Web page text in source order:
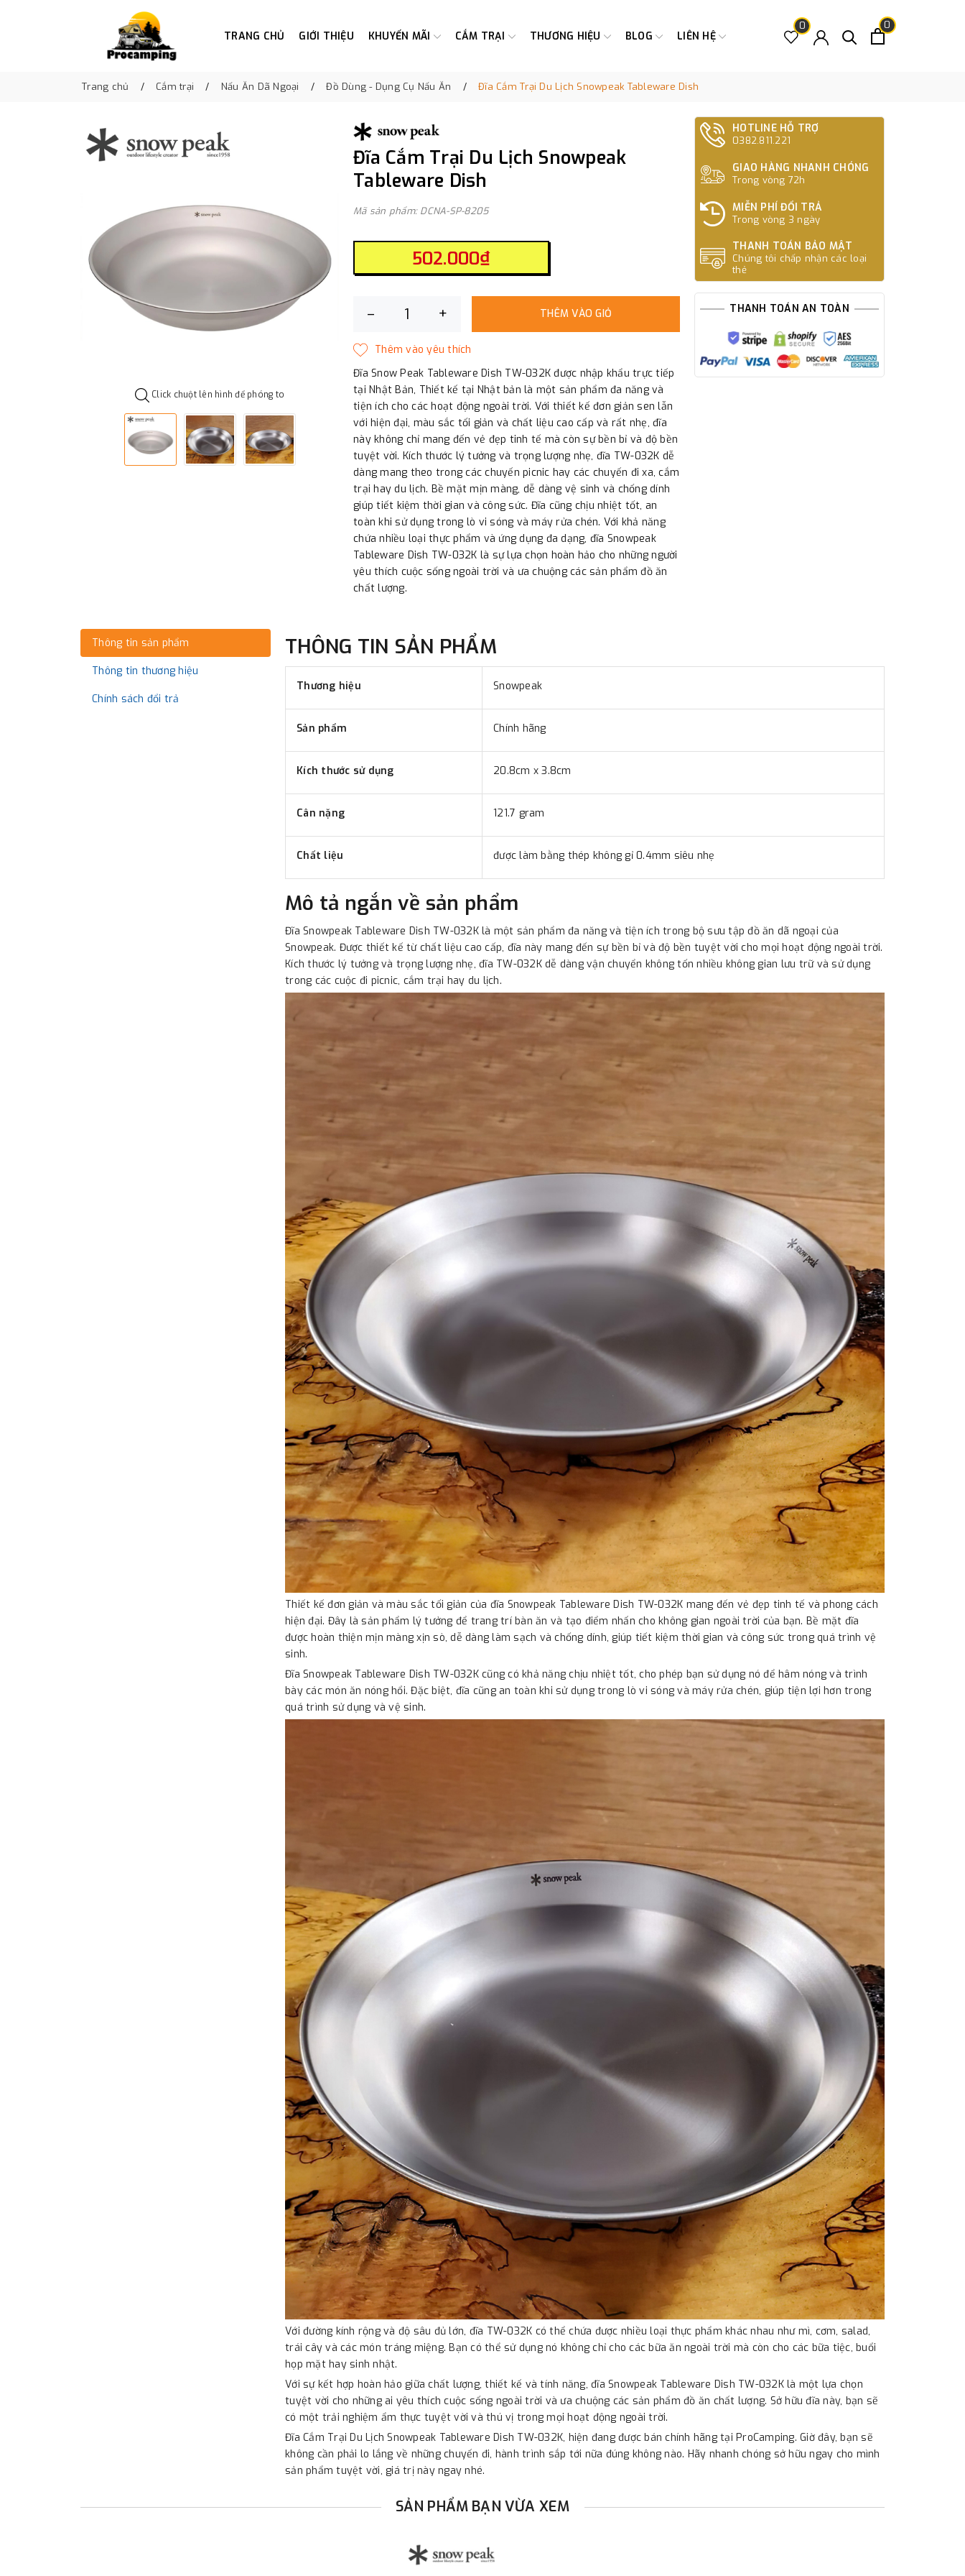
TRANG CHỦ GIỚI THIỆU KHUYẾN MÃI CẮM TRẠI THƯƠNG HIỆU BLOG LIÊN HỆ
0 0
Trang chủ Cắm trại Nấu Ăn Dã Ngoại Đồ Dùng - Dụng Cụ Nấu Ăn Đĩa Cắm Trại Du Lịch Snowpeak Tableware Dish
Click chuột lên hình để phóng to
Đĩa Cắm Trại Du Lịch Snowpeak
Tableware Dish
Mã sản phẩm: DCNA-SP-8205
502.000₫
– + THÊM VÀO GIỎ
Đĩa Snow Peak Tableware Dish TW-032K được nhập khẩu trực tiếp
tại Nhật Bản, Thiết kế tại Nhật bản là một sản phẩm đa năng và
tiện ích cho các hoạt động ngoài trời. Với thiết kế đơn giản sen lẫn
với hiện đại, màu sắc tối giản và chất liệu cao cấp và rất nhẹ, đĩa
này không chỉ mang đến vẻ đẹp tinh tế mà còn sự bền bỉ và độ bền
tuyệt vời. Kích thước lý tưởng và trọng lượng nhẹ, đĩa TW-032K dễ
dàng mang theo trong các chuyến picnic hay các chuyến đi xa, cắm
trại hay du lịch. Bề mặt mịn màng, dễ dàng vệ sinh và chống dính
giúp tiết kiệm thời gian và công sức. Đĩa cũng chịu nhiệt tốt, an
toàn khi sử dụng trong lò vi sóng và máy rửa chén. Với khả năng
chứa nhiều loại thực phẩm và ứng dụng đa dạng, đĩa Snowpeak
Tableware Dish TW-032K là sự lựa chọn hoàn hảo cho những người
yêu thích cuộc sống ngoài trời và ưa chuộng các sản phẩm đồ ăn
chất lượng.
HOTLINE HỖ TRỢ
0382.811.221
GIAO HÀNG NHANH CHÓNG
Trong vòng 72h
MIỄN PHÍ ĐỔI TRẢ
Trong vòng 3 ngày
THANH TOÁN BẢO MẬT
Chúng tôi chấp nhận các loại
thẻ
THANH TOÁN AN TOÀN
Thông tin sản phẩm
Thông tin thương hiệu
Chính sách đổi trả
THÔNG TIN SẢN PHẨM
Thương hiệu Snowpeak
Sản phẩm Chính hãng
Kích thước sử dụng 20.8cm x 3.8cm
Cân nặng 121.7 gram
Chất liệu được làm bằng thép không gỉ 0.4mm siêu nhẹ
Mô tả ngắn về sản phẩm
Đĩa Snowpeak Tableware Dish TW-032K là một sản phẩm đa năng và tiện ích trong bộ sưu tập đồ ăn dã ngoại của
Snowpeak. Được thiết kế từ chất liệu cao cấp, đĩa này mang đến sự bền bỉ và độ bền tuyệt vời cho mọi hoạt động ngoài trời.
Kích thước lý tưởng và trọng lượng nhẹ, đĩa TW-032K dễ dàng vận chuyển không tốn nhiều không gian lưu trữ và sử dụng
trong các cuộc đi picnic, cắm trại hay du lịch.
Thiết kế đơn giản và màu sắc tối giản của đĩa Snowpeak Tableware Dish TW-032K mang đến vẻ đẹp tinh tế và phong cách
hiện đại. Đây là sản phẩm lý tưởng để trang trí bàn ăn và tạo điểm nhấn cho không gian ngoài trời của bạn. Bề mặt đĩa
được hoàn thiện mịn màng xịn sò, dễ dàng làm sạch và chống dính, giúp tiết kiệm thời gian và công sức trong quá trình vệ
sinh.
Đĩa Snowpeak Tableware Dish TW-032K cũng có khả năng chịu nhiệt tốt, cho phép bạn sử dụng nó để hâm nóng và trình
bày các món ăn nóng hổi. Đặc biệt, đĩa cũng an toàn khi sử dụng trong lò vi sóng và máy rửa chén, giúp tiện lợi hơn trong
quá trình sử dụng và vệ sinh.
Với đường kính rộng và độ sâu đủ lớn, đĩa TW-032K có thể chứa được nhiều loại thực phẩm khác nhau như mì, cơm, salad,
trái cây và các món tráng miệng. Bạn có thể sử dụng nó không chỉ cho các bữa ăn ngoài trời mà còn cho các bữa tiệc, buổi
họp mặt hay sinh nhật.
Với sự kết hợp hoàn hảo giữa chất lượng, thiết kế và tính năng, đĩa Snowpeak Tableware Dish TW-032K là một lựa chọn
tuyệt vời cho những ai yêu thích cuộc sống ngoài trời và ưa chuộng các sản phẩm đồ ăn chất lượng. Sở hữu đĩa này, bạn sẽ
có một trải nghiệm ẩm thực tuyệt vời và thú vị trong mọi hoạt động ngoài trời.
Đĩa Cắm Trại Du Lịch Snowpeak Tableware Dish TW-032K, hiện đang được bán chính hãng tại ProCamping. Giờ đây, bạn sẽ
không cần phải lo lắng về những chuyến đi, hành trình sắp tới nữa đúng không nào. Hãy nhanh chóng sở hữu ngay cho mình
sản phẩm tuyệt vời, giá trị này ngay nhé.
SẢN PHẨM BẠN VỪA XEM